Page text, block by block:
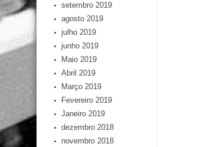
setembro 2019
agosto 2019
julho 2019
junho 2019
Maio 2019
Abril 2019
Março 2019
Fevereiro 2019
Janeiro 2019
dezembro 2018
novembro 2018